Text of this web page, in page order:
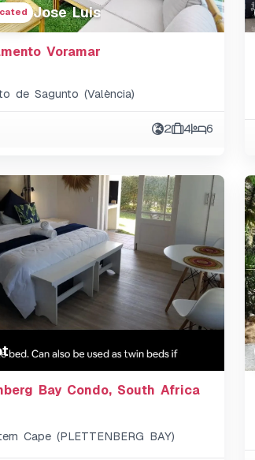
Jose Luis
Voramar
de Sagunto (València)
2 4 6
Bay Condo, South Africa
Cape (PLETTENBERG BAY)